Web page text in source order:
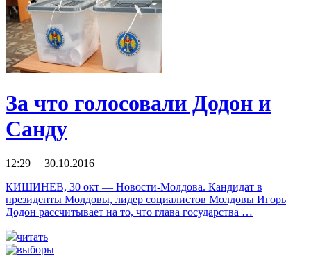
За что голосовали Додон и
Санду
12:29 30.10.2016
КИШИНЕВ, 30 окт — Новости-Молдова. Кандидат в
президенты Молдовы, лидер социалистов Молдовы Игорь
Додон рассчитывает на то, что глава государства …
читать